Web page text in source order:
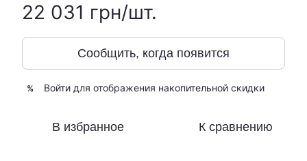
22 031 грн/шт.
Сообщить, когда появится
% Войти для отображения накопительной скидки
В избранное К сравнению